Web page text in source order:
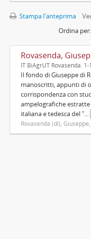
Stampa l'anteprima
Ordina per:
Rovasenda,
IT BiAgrUT Rovasenda. 1-
Il fondo di Giuseppe di
manoscritti, appunti di
corrispondenza con
ampelografiche
italiana e tedesca del "...
Rovasenda (di),